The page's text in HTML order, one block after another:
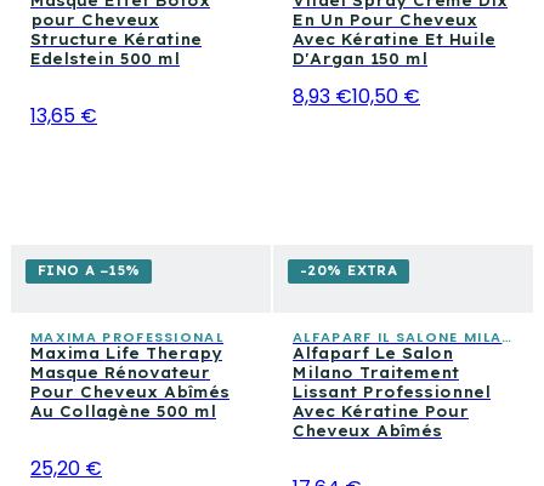
pour Cheveux
Structure Kératine
Edelstein 500 ml
13,65 €
En Un Pour Cheveux
Avec Kératine Et Huile
D'Argan 150 ml
8,93 €10,50 €
FINO A −15%
MAXIMA PROFESSIONAL
Maxima Life Therapy
Masque Rénovateur
Pour Cheveux Abîmés
Au Collagène 500 ml
25,20 €
-20% EXTRA
ALFAPARF IL SALONE MILANO
Alfaparf Le Salon
Milano Traitement
Lissant Professionnel
Avec Kératine Pour
Cheveux Abîmés